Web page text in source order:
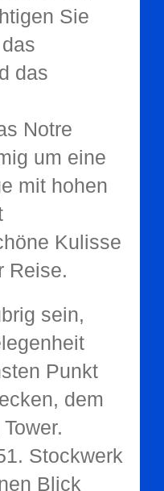
Sie
das
Notre
um eine
mit hohen
Kulisse
Reise.
sein,
Punkt
dem
Stockwerk
Blick